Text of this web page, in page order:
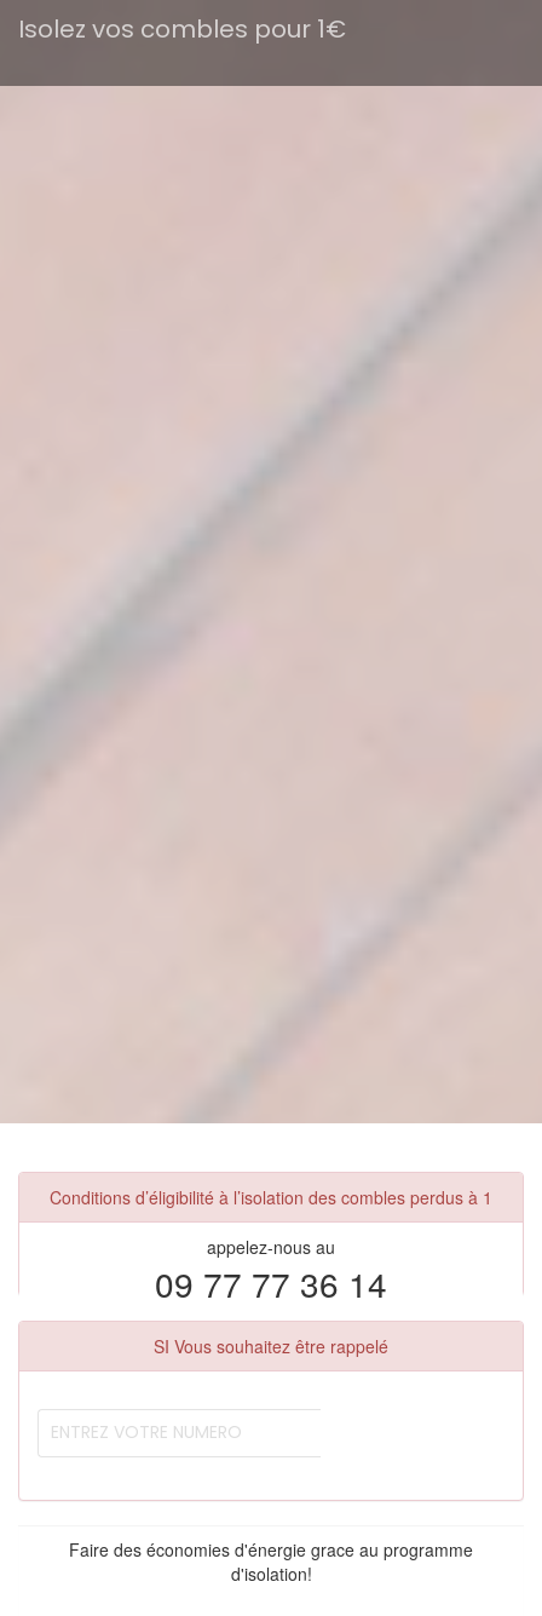
Isolez vos combles pour 1€
Conditions d’éligibilité à l’isolation des combles perdus à 1
appelez-nous au
09 77 77 36 14
SI Vous souhaitez être rappelé
Faire des économies d'énergie grace au programme
d'isolation!